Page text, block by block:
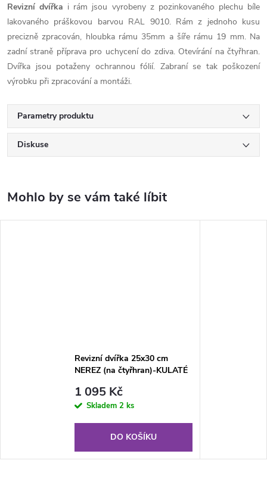
Revizní dvířka i rám jsou vyrobeny z pozinkovaného plechu bíle
lakovaného práškovou barvou RAL 9010. Rám z jednoho kusu
precizně zpracován, hloubka rámu 35mm a šíře rámu 19 mm. Na
zadní straně příprava pro uchycení do zdiva. Otevírání na čtyřhran.
Dvířka jsou potaženy ochrannou fólií. Zabraní se tak poškození
výrobku při zpracování a montáži.
Parametry produktu
Diskuse
Revizní dvířka 25x30 cm
NEREZ (na čtyřhran)-KULATÉ
1 095 Kč
Skladem 2 ks
DO KOŠÍKU